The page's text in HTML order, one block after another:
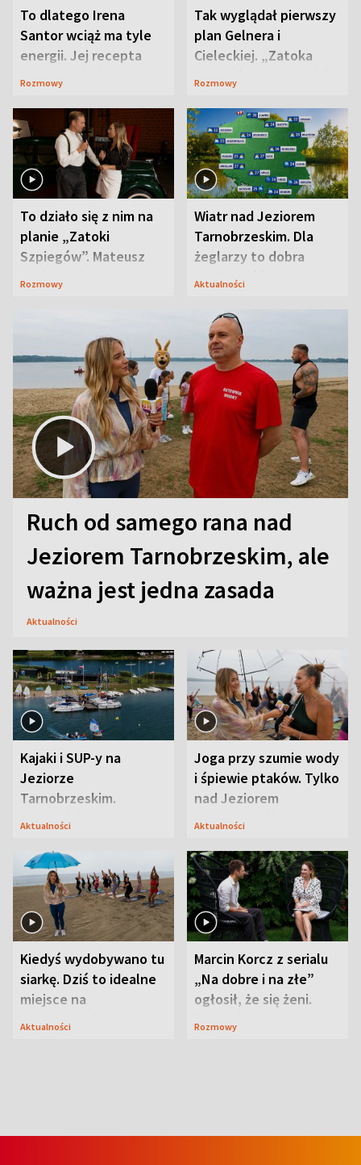
To dlatego Irena
Santor wciąż ma tyle
energii. Jej recepta
jest zaskakująco
Rozmowy
Tak wyglądał pierwszy
plan Gelnera i
Cieleckiej. „Zatoka
szpiegów” od razu ich
Rozmowy
To działo się z nim na
planie „Zatoki
Szpiegów”. Mateusz
Janicki odsłonił
Rozmowy
Wiatr nad Jeziorem
Tarnobrzeskim. Dla
żeglarzy to dobra
wiadomość
Aktualności
Ruch od samego rana nad
Jeziorem Tarnobrzeskim, ale
ważna jest jedna zasada
Aktualności
Kajaki i SUP-y na
Jeziorze
Tarnobrzeskim.
Przyrodnicy zwracają
Aktualności
Joga przy szumie wody
i śpiewie ptaków. Tylko
nad Jeziorem
Tarnobrzeskim
Aktualności
Kiedyś wydobywano tu
siarkę. Dziś to idealne
miejsce na
wypoczynek
Aktualności
Marcin Korcz z serialu
„Na dobre i na złe”
ogłosił, że się żeni.
Zdradził, co zmienił
Rozmowy